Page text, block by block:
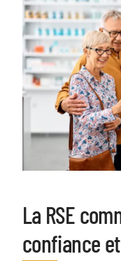
Titre
La RSE
confiance